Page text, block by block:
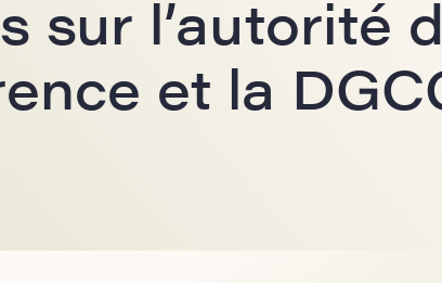
sur l’autorité
et la